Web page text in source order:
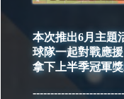
本次推出6月主題
球隊一起對戰應援
拿下上半季冠軍